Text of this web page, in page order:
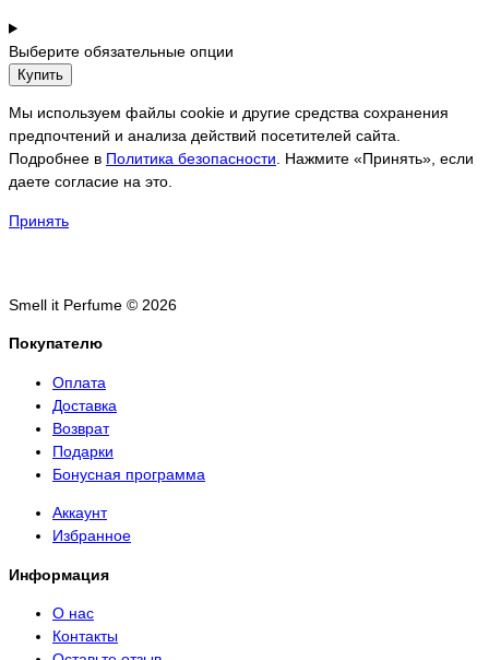
Выберите обязательные опции
Купить
Мы используем файлы cookie и другие средства сохранения
предпочтений и анализа действий посетителей сайта.
Подробнее в Политика безопасности. Нажмите «Принять», если
даете согласие на это.
Принять
Smell it Perfume © 2026
Покупателю
Оплата
Доставка
Возврат
Подарки
Бонусная программа
Аккаунт
Избранное
Информация
О нас
Контакты